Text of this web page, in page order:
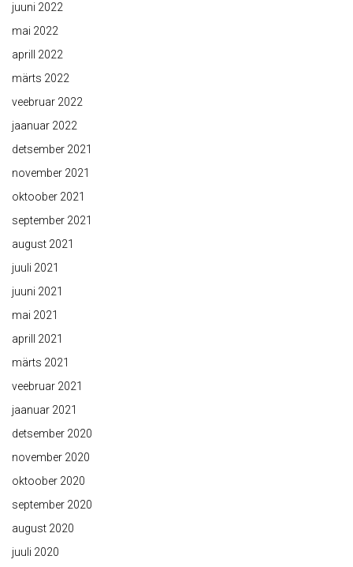
juuni 2022
mai 2022
aprill 2022
märts 2022
veebruar 2022
jaanuar 2022
detsember 2021
november 2021
oktoober 2021
september 2021
august 2021
juuli 2021
juuni 2021
mai 2021
aprill 2021
märts 2021
veebruar 2021
jaanuar 2021
detsember 2020
november 2020
oktoober 2020
september 2020
august 2020
juuli 2020